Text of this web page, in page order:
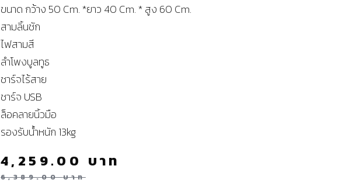
ขนาด กว้าง 50 Cm. *ยาว 40 Cm. * สูง 60 Cm.
สามลิ้นชัก
ไฟสามสี
ลำโพงบูลทูธ
ชาร์จไร้สาย
ชาร์จ USB
ล็อคลายนิ้วมือ
รองรับน้ำหนัก 13kg
6,389.00บาท
4,259.00 บาท